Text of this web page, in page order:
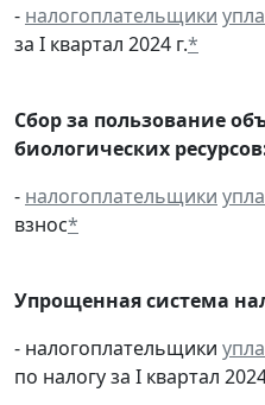
- налогоплательщики
за I квартал 2024 г.*
Сбор за пользование
биологических
- налогоплательщики
взнос*
Упрощенная система
- налогоплательщики
по налогу за I квартал